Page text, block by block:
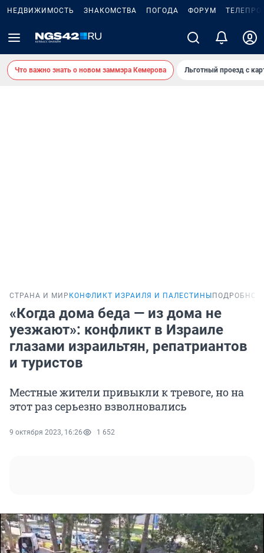
НЕДВИЖИМОСТЬ ЗНАКОМСТВА ПОГОДА ФОРУМ
Что важно знать о новом заммэра Кемерова Льготный проезд с
СТРАНА И МИР КОНФЛИКТ ИЗРАИЛЯ И ПАЛЕСТИНЫ
«Когда дома беда — из дома не
уезжают»: конфликт в Израиле
глазами израильтян, репатриантов
и туристов
Местные жители привыкли к тревоге, но на
этот раз серьезно взволновались
9 октября 2023, 16:26 1 652